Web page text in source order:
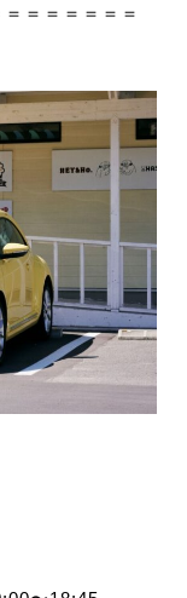
＝＝＝＝＝＝